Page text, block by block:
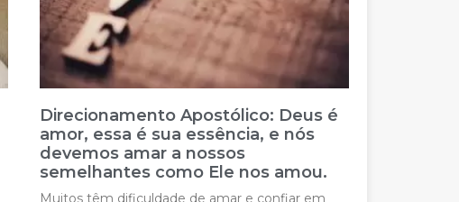
Direcionamento Apostólico: Deus é
amor, essa é sua essência, e nós
devemos amar a nossos
semelhantes como Ele nos amou.